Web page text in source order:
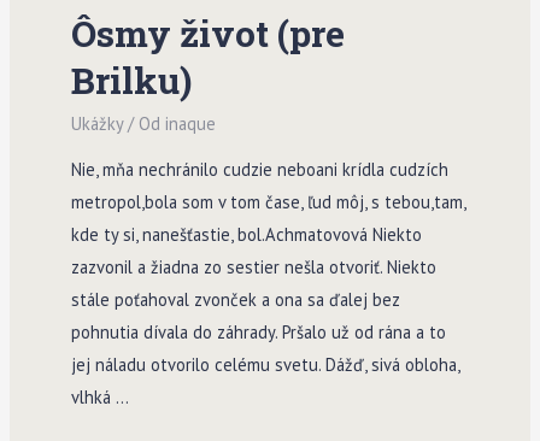
Ôsmy život (pre
Brilku)
Ukážky/ Od inaque
Nie, mňa nechránilo cudzie neboani krídla cudzích
metropol,bola som v tom čase, ľud môj, s tebou,tam,
kde ty si, nanešťastie, bol.Achmatovová Niekto
zazvonil a žiadna zo sestier nešla otvoriť. Niekto
stále poťahoval zvonček a ona sa ďalej bez
pohnutia dívala do záhrady. Pršalo už od rána a to
jej náladu otvorilo celému svetu. Dážď, sivá obloha,
vlhká …